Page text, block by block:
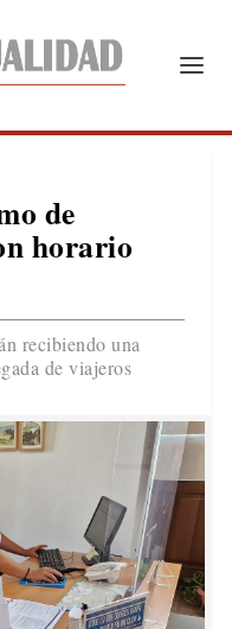
de
horario
recibiendo una
de viajeros